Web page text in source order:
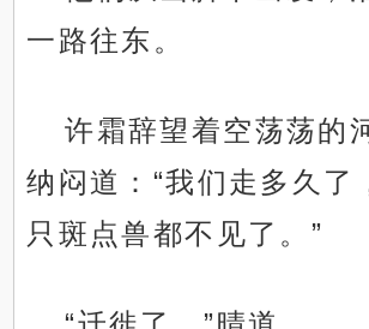
一路往东。
许霜辞望着空荡荡的
纳闷道：“我们走多久了
只斑点兽都不见了。”